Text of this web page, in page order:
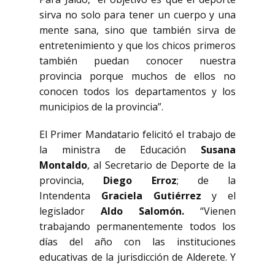
sirva no solo para tener un cuerpo y una
mente sana, sino que también sirva de
entretenimiento y que los chicos primeros
también puedan conocer nuestra
provincia porque muchos de ellos no
conocen todos los departamentos y los
municipios de la provincia”.
El Primer Mandatario felicitó el trabajo de
la ministra de Educación Susana
Montaldo, al Secretario de Deporte de la
provincia, Diego Erroz; de la
Intendenta Graciela Gutiérrez y el
legislador Aldo Salomón. “Vienen
trabajando permanentemente todos los
días del año con las instituciones
educativas de la jurisdicción de Alderete. Y